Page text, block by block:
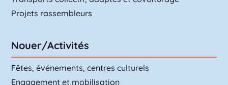
Projets rassembleurs
Nouer/Activités
Fêtes, événements, centres culturels
Engagement et mobilisation